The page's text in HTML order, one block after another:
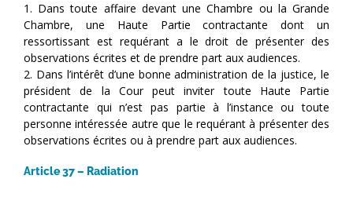
1. Dans toute affaire devant une Chambre ou la Grande
Chambre, une Haute Partie contractante dont un
ressortissant est requérant a le droit de présenter des
observations écrites et de prendre part aux audiences.
2. Dans l’intérêt d’une bonne administration de la justice, le
président de la Cour peut inviter toute Haute Partie
contractante qui n’est pas partie à l’instance ou toute
personne intéressée autre que le requérant à présenter des
observations écrites ou à prendre part aux audiences.
Article 37 – Radiation